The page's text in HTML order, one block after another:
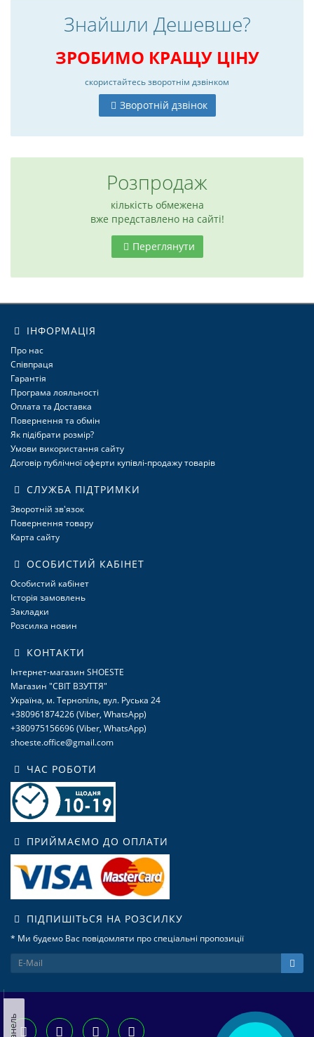
Знайшли Дешевше?
ЗРОБИМО КРАЩУ ЦІНУ
скористайтесьзворотнім дзвінком
Зворотній дзвінок
Розпродаж
кількість обмежена
вже представлено на сайті!
Переглянути
ІНФОРМАЦІЯ
Про нас
Співпраця
Гарантія
Програма лояльності
Оплата та Доставка
Повернення та обмін
Як підібрати розмір?
Умови використання сайту
Договір публічної оферти купівлі-продажу товарів
СЛУЖБА ПІДТРИМКИ
Зворотній зв'язок
Повернення товару
Карта сайту
ОСОБИСТИЙ КАБІНЕТ
Особистий кабінет
Історія замовлень
Закладки
Розсилка новин
КОНТАКТИ
Інтернет-магазин SHOESTE
Магазин "СВІТ ВЗУТТЯ"
Україна, м. Тернопіль, вул. Руська 24
+380961874226 (Viber, WhatsApp)
+380975156696 (Viber, WhatsApp)
shoeste.office@gmail.com
ЧАС РОБОТИ
ПРИЙМАЄМО ДО ОПЛАТИ
ПІДПИШІТЬСЯ НА РОЗСИЛКУ
* Ми будемо Вас повідомляти про спеціальні пропозиції